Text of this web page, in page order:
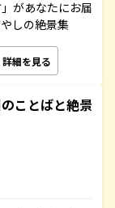
があなたにお届
しの絶景集
詳細を見る
ことばと絶景